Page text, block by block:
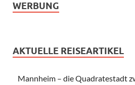
WERBUNG
AKTUELLE REISEARTIKEL
Mannheim – die Quadratestadt